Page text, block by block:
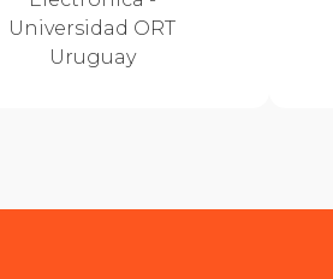
Universidad ORT
Uruguay